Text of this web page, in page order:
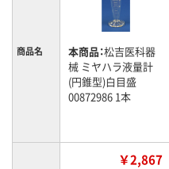
商品名 本商品：松吉医科器
械 ミヤハラ液量計
(円錐型)白目盛
00872986 1本
￥2,867